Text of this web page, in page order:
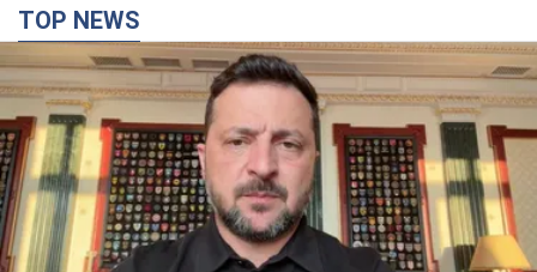
антибаллистической системе FREYJA,
санкциях против России и поддержке аграриев.
Видео
Европейские партнеры присоединяются к совместному
проекту
6 часов назад 59,7 т.
С 1 сентября украинским учителям повысят
зарплаты: Корецкий раскрыл подробности